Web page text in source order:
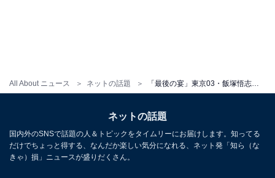
All About ニュース ネットの話題
ネットの話題
国内外のSNSで話題の人＆トピックをタイムリーにお届けします。知ってる
だけでちょっと得する、なんだか楽しい気分になれる、ネット発「知ら（な
きゃ）損」ニュースが盛りだくさん。